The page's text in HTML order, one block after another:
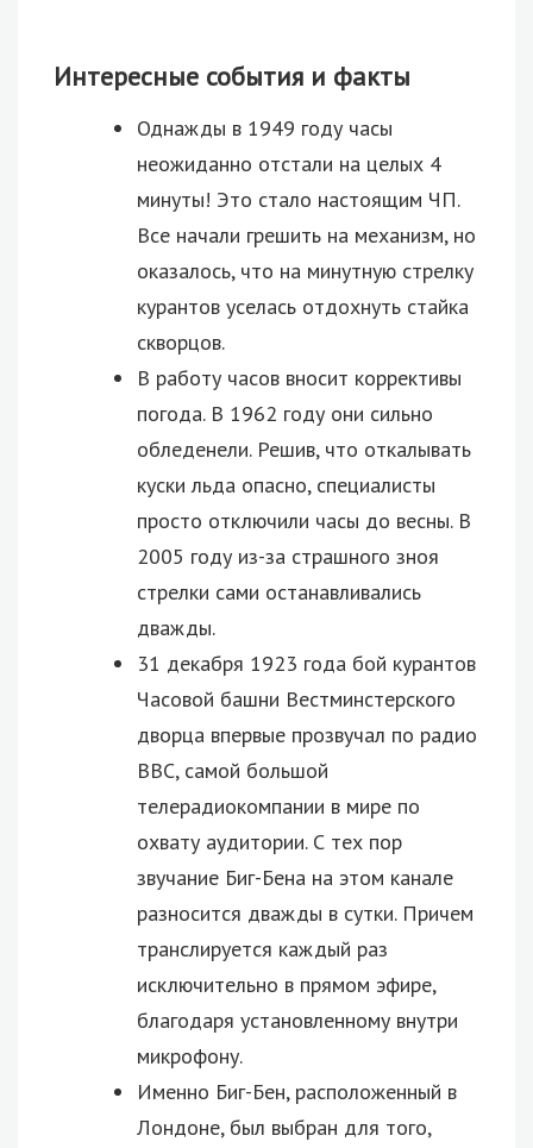
Интересные события и факты
Однажды в 1949 году часы
неожиданно отстали на целых 4
минуты! Это стало настоящим ЧП.
Все начали грешить на механизм, но
оказалось, что на минутную стрелку
курантов уселась отдохнуть стайка
скворцов.
В работу часов вносит коррективы
погода. В 1962 году они сильно
обледенели. Решив, что откалывать
куски льда опасно, специалисты
просто отключили часы до весны. В
2005 году из-за страшного зноя
стрелки сами останавливались
дважды.
31 декабря 1923 года бой курантов
Часовой башни Вестминстерского
дворца впервые прозвучал по радио
ВВС, самой большой
телерадиокомпании в мире по
охвату аудитории. С тех пор
звучание Биг-Бена на этом канале
разносится дважды в сутки. Причем
транслируется каждый раз
исключительно в прямом эфире,
благодаря установленному внутри
микрофону.
Именно Биг-Бен, расположенный в
Лондоне, был выбран для того,